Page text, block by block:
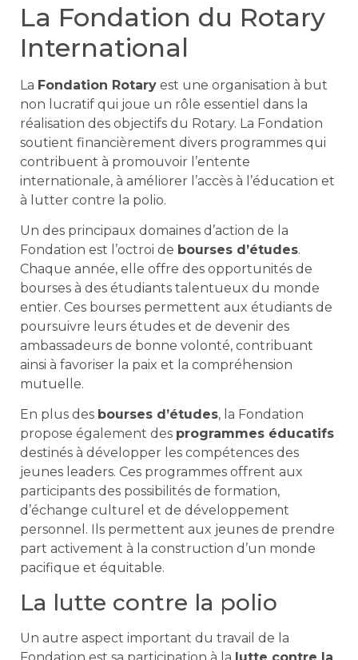
La Fondation du Rotary
International
La Fondation Rotary est une organisation à but
non lucratif qui joue un rôle essentiel dans la
réalisation des objectifs du Rotary. La Fondation
soutient financièrement divers programmes qui
contribuent à promouvoir l’entente
internationale, à améliorer l’accès à l’éducation et
à lutter contre la polio.
Un des principaux domaines d’action de la
Fondation est l’octroi de bourses d’études.
Chaque année, elle offre des opportunités de
bourses à des étudiants talentueux du monde
entier. Ces bourses permettent aux étudiants de
poursuivre leurs études et de devenir des
ambassadeurs de bonne volonté, contribuant
ainsi à favoriser la paix et la compréhension
mutuelle.
En plus des bourses d’études, la Fondation
propose également des programmes éducatifs
destinés à développer les compétences des
jeunes leaders. Ces programmes offrent aux
participants des possibilités de formation,
d’échange culturel et de développement
personnel. Ils permettent aux jeunes de prendre
part activement à la construction d’un monde
pacifique et équitable.
La lutte contre la polio
Un autre aspect important du travail de la